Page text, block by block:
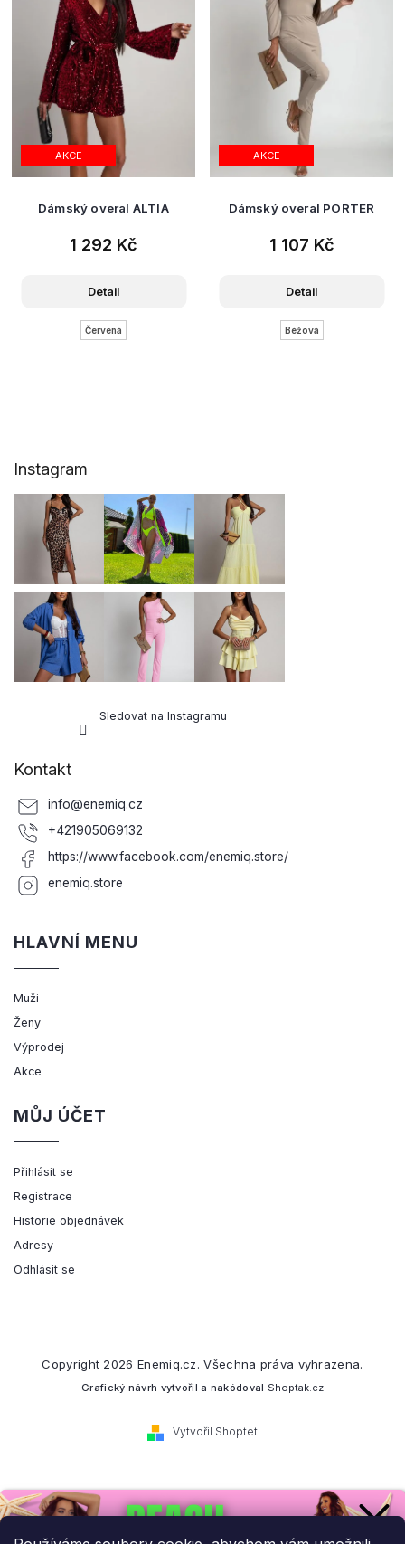
AKCE
Dámský overal ALTIA
1 292 Kč
Detail
Červená
AKCE
Dámský overal PORTER
1 107 Kč
Detail
Béžová
Instagram
Sledovat na Instagramu
Kontakt
info@enemiq.cz
+421905069132
https://www.facebook.com/enemiq.store/
enemiq.store
HLAVNÍ MENU
Muži
Ženy
Výprodej
Akce
MŮJ ÚČET
Přihlásit se
Registrace
Historie objednávek
Adresy
Odhlásit se
Vytvořil Shoptet
Copyright 2026 Enemiq.cz. Všechna práva vyhrazena.
Grafický návrh vytvořil a nakódoval Shoptak.cz
Přihlaste se k našemu